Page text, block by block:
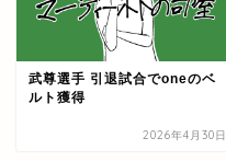
武尊選手 引退試合でoneのベ
ルト獲得
2026年4月30日